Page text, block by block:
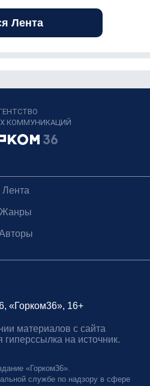
Лента
КОММУНИКАЦИЙ
Лента
Жанры
«Горком36», 16+
материалов с сайта
на источник.
«Горком36».
службе по надзору в сфере